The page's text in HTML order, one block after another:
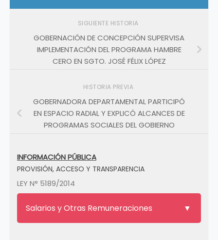
SIGUIENTE HISTORIA
GOBERNACIÓN DE CONCEPCIÓN SUPERVISA
IMPLEMENTACIÓN DEL PROGRAMA HAMBRE
CERO EN SGTO. JOSÉ FÉLIX LÓPEZ
HISTORIA PREVIA
GOBERNADORA DEPARTAMENTAL PARTICIPÓ
EN ESPACIO RADIAL Y EXPLICÓ ALCANCES DE
PROGRAMAS SOCIALES DEL GOBIERNO
INFORMACIÓN PÚBLICA
PROVISIÓN, ACCESO Y TRANSPARENCIA
LEY N° 5189/2014
Salarios y Otras Remuneraciones